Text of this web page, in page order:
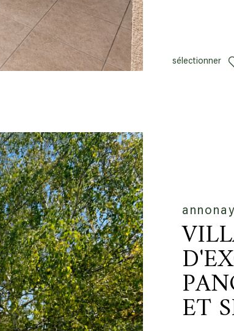
sélectionner
ET